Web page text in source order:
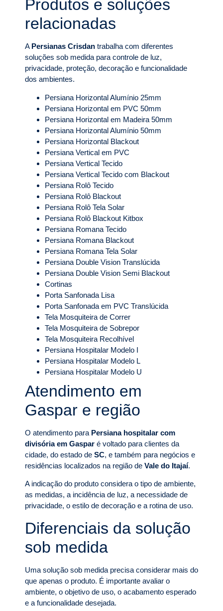
Produtos e soluções
relacionadas
A Persianas Crisdan trabalha com diferentes
soluções sob medida para controle de luz,
privacidade, proteção, decoração e funcionalidade
dos ambientes.
Persiana Horizontal Alumínio 25mm
Persiana Horizontal em PVC 50mm
Persiana Horizontal em Madeira 50mm
Persiana Horizontal Alumínio 50mm
Persiana Horizontal Blackout
Persiana Vertical em PVC
Persiana Vertical Tecido
Persiana Vertical Tecido com Blackout
Persiana Rolô Tecido
Persiana Rolô Blackout
Persiana Rolô Tela Solar
Persiana Rolô Blackout Kitbox
Persiana Romana Tecido
Persiana Romana Blackout
Persiana Romana Tela Solar
Persiana Double Vision Translúcida
Persiana Double Vision Semi Blackout
Cortinas
Porta Sanfonada Lisa
Porta Sanfonada em PVC Translúcida
Tela Mosquiteira de Correr
Tela Mosquiteira de Sobrepor
Tela Mosquiteira Recolhível
Persiana Hospitalar Modelo I
Persiana Hospitalar Modelo L
Persiana Hospitalar Modelo U
Atendimento em
Gaspar e região
O atendimento para Persiana hospitalar com
divisória em Gaspar é voltado para clientes da
cidade, do estado de SC, e também para negócios e
residências localizados na região de Vale do Itajaí.
A indicação do produto considera o tipo de ambiente,
as medidas, a incidência de luz, a necessidade de
privacidade, o estilo de decoração e a rotina de uso.
Diferenciais da solução
sob medida
Uma solução sob medida precisa considerar mais do
que apenas o produto. É importante avaliar o
ambiente, o objetivo de uso, o acabamento esperado
e a funcionalidade desejada.